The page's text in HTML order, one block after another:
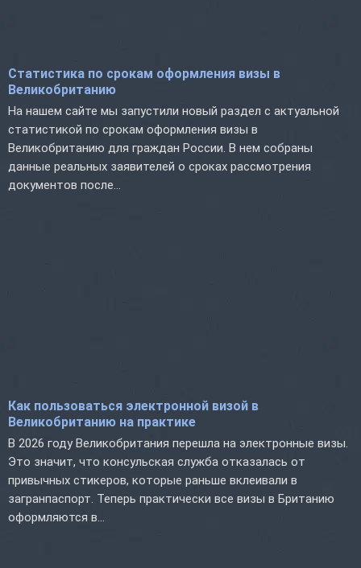
Статистика по срокам оформления визы в
Великобританию
На нашем сайте мы запустили новый раздел с актуальной
статистикой по срокам оформления визы в
Великобританию для граждан России. В нем собраны
данные реальных заявителей о сроках рассмотрения
документов после...
Как пользоваться электронной визой в
Великобританию на практике
В 2026 году Великобритания перешла на электронные визы.
Это значит, что консульская служба отказалась от
привычных стикеров, которые раньше вклеивали в
загранпаспорт. Теперь практически все визы в Британию
оформляются в...